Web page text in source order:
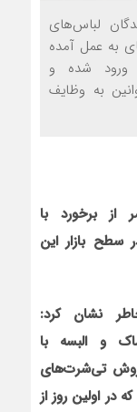
لباس‌های
به عمل آمده
ورود شده و
به وظایف
از برخورد با
سطح بازار این
نشان کرد:
و البسه با
فروش تی‌شرت‌های
در اولین روز از